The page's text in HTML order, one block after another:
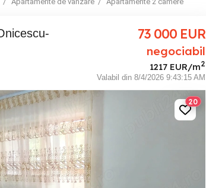
73 000 EUR
negociabil
1217 EUR/m2
Valabil din 8/4/2026 9:43:15 AM
20